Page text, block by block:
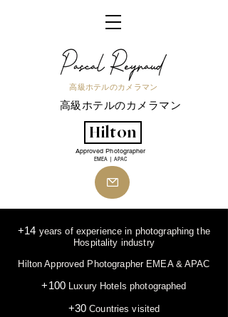
高級ホテルのカメラマン
Approved Photographer
EMEA | APAC
Hilton
高級ホテルのカメラマン
+14 years of experience in photographing the
Hospitality industry
Hilton Approved Photographer EMEA & APAC
+100 Luxury Hotels photographed
+30 Countries visited